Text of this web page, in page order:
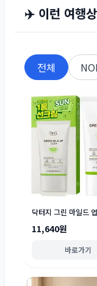
✈️ 이런 여행
전체
11,640원
바로가기